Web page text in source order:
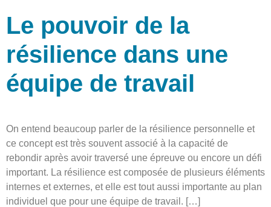
Le pouvoir de la
résilience dans une
équipe de travail
On entend beaucoup parler de la résilience personnelle et
ce concept est très souvent associé à la capacité de
rebondir après avoir traversé une épreuve ou encore un défi
important. La résilience est composée de plusieurs éléments
internes et externes, et elle est tout aussi importante au plan
individuel que pour une équipe de travail. […]